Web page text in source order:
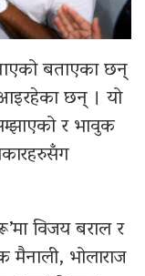
बताएका छन्
छन् । यो
र भावुक
विजय बराल र
भोलाराज